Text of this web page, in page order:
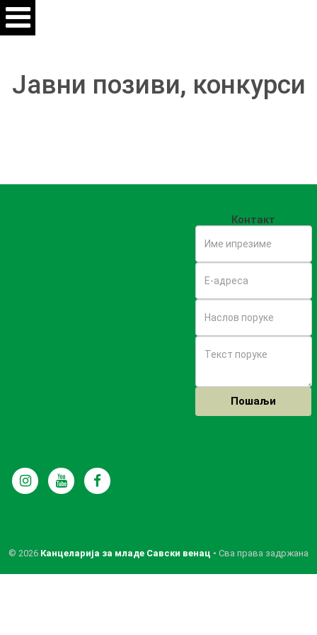
Јавни позиви, конкурси
Контакт
© 2026 Канцеларија за младе Савски венац • Сва права задржана